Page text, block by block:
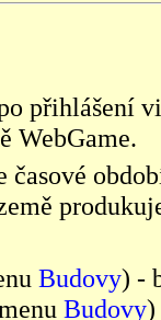
přihlášení
WebGame.
časové
Budovy) -
Budovy)